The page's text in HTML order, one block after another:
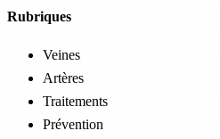
Rubriques
Veines
Artères
Traitements
Prévention